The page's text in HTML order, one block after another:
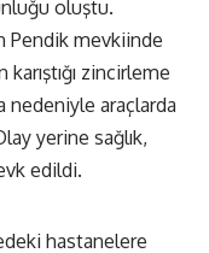
oluştu.
Pendik mevkiinde
zincirleme
nedeniyle araçlarda
yerine sağlık,
edildi.
hastanelere